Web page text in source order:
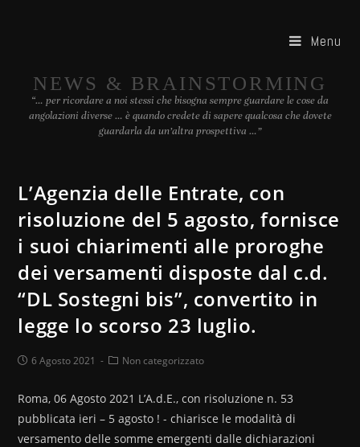
Menu
NEWS & BRAINSTORMING
“… per ricordare a noi stessi che bisogna sempre guardare le cose da
angolazioni diverse … è quando credete di sapere qualcosa che dovete
guardarla da un’altra prospettiva …”
L’Agenzia delle Entrate, con
risoluzione del 5 agosto, fornisce
i suoi chiarimenti alle proroghe
dei versamenti disposte dal c.d.
“DL Sostegni bis”, convertito in
legge lo scorso 23 luglio.
6 Agosto 2021 Non categorizzato
Roma, 06 Agosto 2021 L’A.d.E., con risoluzione n. 53
pubblicata ieri – 5 agosto ! - chiarisce le modalità di
versamento delle somme emergenti dalle dichiarazioni